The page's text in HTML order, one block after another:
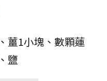
薑1小塊、數顆蓮
鹽